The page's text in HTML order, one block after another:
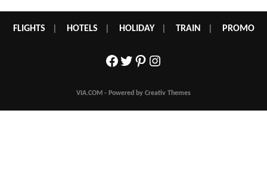
FLIGHTS HOTELS HOLIDAY| TRAIN PROMO
Facebook
Twitter
Pinterest
Instagram
VIA.COM - Powered by Creativ Themes